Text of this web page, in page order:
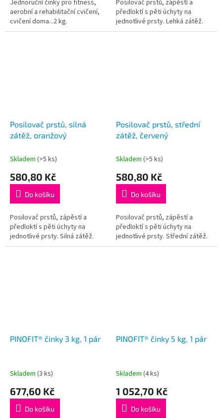
Jednoruční činky pro fitness,
aerobní a rehabilitační cvičení,
cvičení doma...2 kg.
Posilovač prstů, zápěstí a
předloktí s pěti úchyty na
jednotlivé prsty. Lehká zátěž.
Posilovač prstů, silná
zátěž, oranžový
Skladem (>5 ks)
580,80 Kč
Do košíku
Posilovač prstů, zápěstí a
předloktí s pěti úchyty na
jednotlivé prsty. Silná zátěž.
Posilovač prstů, střední
zátěž, červený
Skladem (>5 ks)
580,80 Kč
Do košíku
Posilovač prstů, zápěstí a
předloktí s pěti úchyty na
jednotlivé prsty. Střední zátěž.
PINOFIT® činky 3 kg, 1 pár
Skladem (3 ks)
677,60 Kč
Do košíku
PINOFIT® činky 5 kg, 1 pár
Skladem (4 ks)
1 052,70 Kč
Do košíku